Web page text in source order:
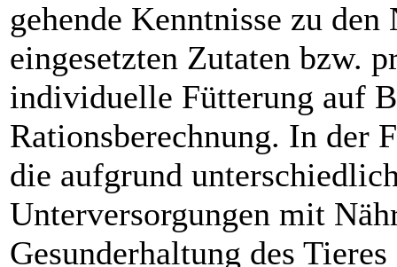
gehende Kenntnisse zu
eingesetzten Zutaten bzw.
individuelle Fütterung auf
Rationsberechnung. In der
die aufgrund
Unterversorgungen mit
Gesunderhaltung des